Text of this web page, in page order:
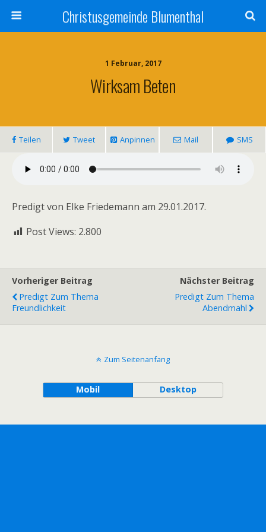
Christusgemeinde Blumenthal
1 Februar, 2017
Wirksam Beten
Teilen Tweet Anpinnen Mail SMS
Predigt von Elke Friedemann am 29.01.2017.
Post Views: 2.800
Vorheriger Beitrag
Predigt Zum Thema
Freundlichkeit
Nächster Beitrag
Predigt Zum Thema
Abendmahl
Zum Seitenanfang
Mobil Desktop